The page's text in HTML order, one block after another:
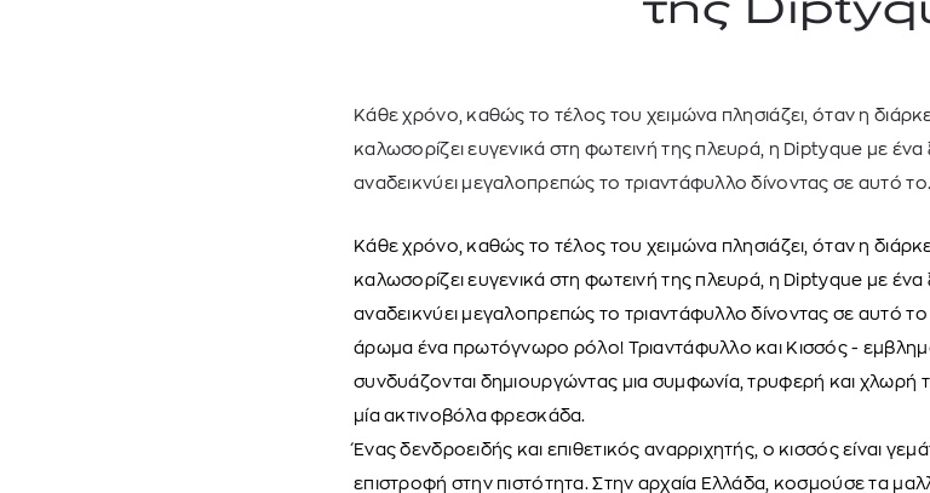
ΑΝΔΡΙΚΟ POLO ΠΟΥΛΟΒΕΡ
140,00
ΑΝΔΡΙΚΟ POLO
140,00 €
της
Κάθε χρόνο, καθώς το τέλος του χειμώνα πλησιάζει, όταν η
καλωσορίζει ευγενικά στη φωτεινή της πλευρά, η Diptyque με
αναδεικνύει μεγαλοπρεπώς το τριαντάφυλλο δίνοντας σε αυτό
Κάθε χρόνο, καθώς το τέλος του χειμώνα πλησιάζει, όταν η
καλωσορίζει ευγενικά στη φωτεινή της πλευρά, η Diptyque με
αναδεικνύει μεγαλοπρεπώς το τριαντάφυλλο δίνοντας σε αυτό
άρωμα ένα πρωτόγνωρο ρόλο! Τριαντάφυλλο και Κισσός -
συνδυάζονται δημιουργώντας μια συμφωνία, τρυφερή και χλωρή
μία ακτινοβόλα φρεσκάδα.
Ένας δενδροειδής και επιθετικός αναρριχητής, ο κισσός είναι
επιστροφή στην πιστότητα. Στην αρχαία Ελλάδα, κοσμούσε τα